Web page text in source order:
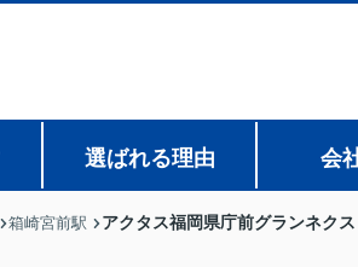
選ばれる理由 会
箱崎宮前駅 アクタス福岡県庁前グランネク